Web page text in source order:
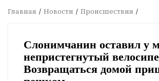
Главная Новости Происшествия
Слонимчанин оставил у
непристегнутый
Возвращаться домой